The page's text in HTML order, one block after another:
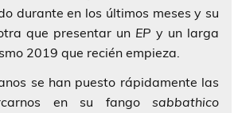
durante en los últimos meses y su
que presentar un EP y un larga
2019 que recién empieza.
se han puesto rápidamente las
en su fango sabbathico